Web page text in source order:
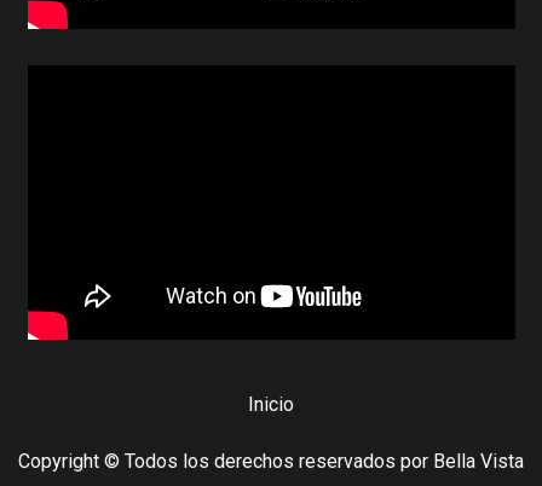
Inicio
Copyright © Todos los derechos reservados por Bella Vista